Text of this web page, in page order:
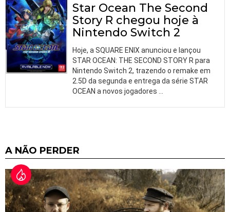
Star Ocean The Second
Story R chegou hoje à
Nintendo Switch 2
Hoje, a SQUARE ENIX anunciou e lançou
STAR OCEAN: THE SECOND STORY R para
Nintendo Switch 2, trazendo o remake em
2.5D da segunda e entrega da série STAR
OCEAN a novos jogadores
A NÃO PERDER